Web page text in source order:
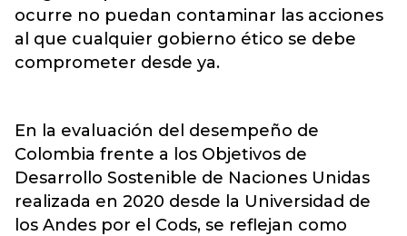
ocurre no puedan contaminar las acciones
al que cualquier gobierno ético se debe
comprometer desde ya.
En la evaluación del desempeño de
Colombia frente a los Objetivos de
Desarrollo Sostenible de Naciones Unidas
realizada en 2020 desde la Universidad de
los Andes por el Cods, se reflejan como